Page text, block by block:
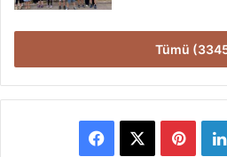
Tümü
Facebook